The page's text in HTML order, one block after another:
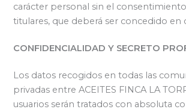
carácter personal sin el
titulares, que deberá ser concedido en
CONFIDENCIALIDAD Y SECRETO
Los datos recogidos en todas las
privadas entre ACEITES FINCA LA
usuarios serán tratados con absoluta